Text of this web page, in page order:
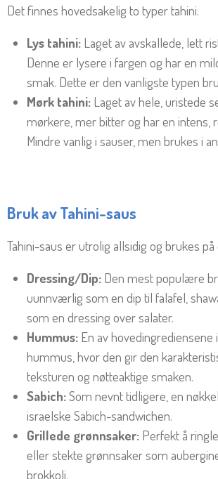
Det finnes hovedsakelig to typer tahini:
Lys tahini: Laget av avskallede, lett
Denne er lysere i fargen og har en
smak. Dette er den vanligste typen
Mørk tahini: Laget av hele, uristede
mørkere, mer bitter og har en intens,
Mindre vanlig i sauser, men brukes i
Bruk av Tahini-saus
Tahini-saus er utrolig allsidig og brukes
Dressing/Dip: Den mest populære
uunnværlig som en dip til falafel,
som en dressing over salater.
Hummus: En av hovedingrediensene
hummus, hvor den gir den
teksturen og nøtteaktige smaken.
Sabich:Som nevnt tidligere, en
israelske Sabich-sandwichen.
Grillede grønnsaker: Perfekt å
eller stekte grønnsaker som
brokkoli.